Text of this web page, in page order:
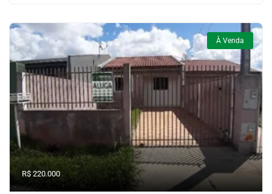
À Venda
R$ 220.000